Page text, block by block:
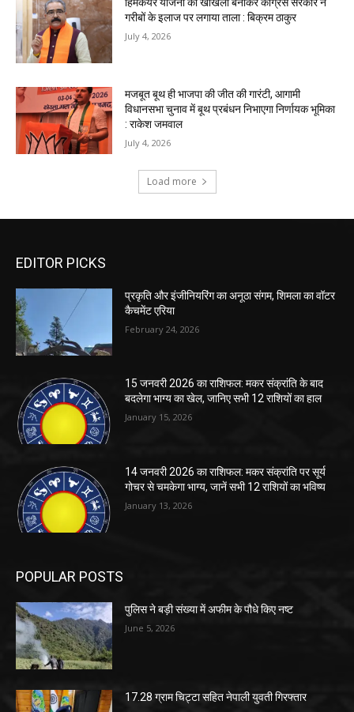
EDITOR PICKS
प्रकृति और इंजीनियरिंग का अनूठा संगम, शिमला का वॉटर
कैचमेंट एरिया
February 24, 2026
15 जनवरी 2026 का राशिफल: मकर संक्रांति के बाद
बदलेगा भाग्य का खेल, जानिए सभी 12 राशियों का हाल
January 15, 2026
14 जनवरी 2026 का राशिफल: मकर संक्रांति पर सूर्य
गोचर से चमकेगा भाग्य, जानें सभी 12 राशियों का भविष्य
January 13, 2026
POPULAR POSTS
पुलिस ने बड़ी संख्या में अफीम के पौधे किए नष्ट
June 5, 2026
17.28 ग्राम चिट्टा सहित नेपाली युवती गिरफ्तार